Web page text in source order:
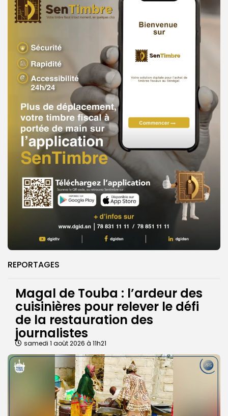
REPORTAGES
Magal de Touba : l’ardeur des
cuisinières pour relever le défi
de la restauration des
journalistes
samedi 1 août 2026 à 11h21